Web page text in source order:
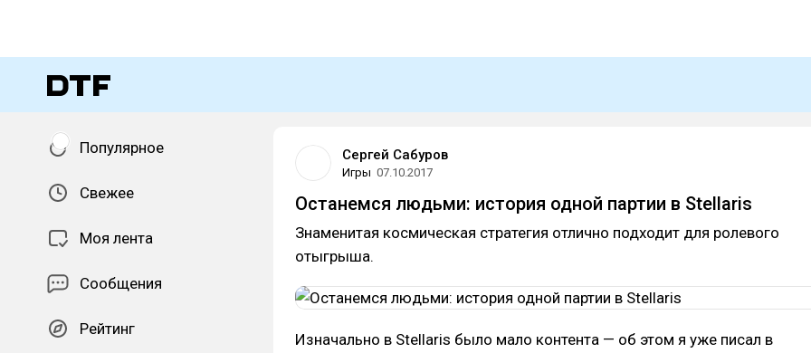
Популярное
Свежее
Моя лента
Сообщения
Рейтинг
Сергей Сабуров
Игры 07.10.2017
Останемся людьми: история одной партии в Stellaris
Знаменитая космическая стратегия отлично подходит для ролевого
отыгрыша.
Изначально в Stellaris было мало контента — об этом я уже писал в